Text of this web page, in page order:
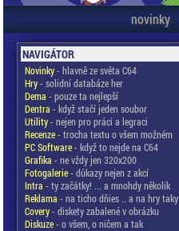
novinky
NAVIGÁTOR
Novinky- hlavně ze světa C64
Hry- solidní databáze her
Dema - pouze ta nejlepší
Dentra - když stačí jeden soubor
Utility- nejen pro práci a legraci
Recenze- trocha textu o všem možném
PC Software- když to nejde na C64
Grafika - ne vždy jen 320x200
Fotogalerie- důkazy nejen z akcí
Intra - ty začátky! ... a mnohdy několik
Reklama - na ticho dňies .. a na hry taky
Covery- diskety zabalené v obrázku
Diskuze- o všem, o ničem a tak